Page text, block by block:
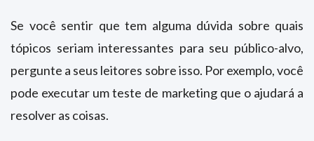
Se você sentir que tem alguma dúvida sobre quais
tópicos seriam interessantes para seu público-alvo,
pergunte a seus leitores sobre isso. Por exemplo, você
pode executar um teste de marketing que o ajudará a
resolver as coisas.